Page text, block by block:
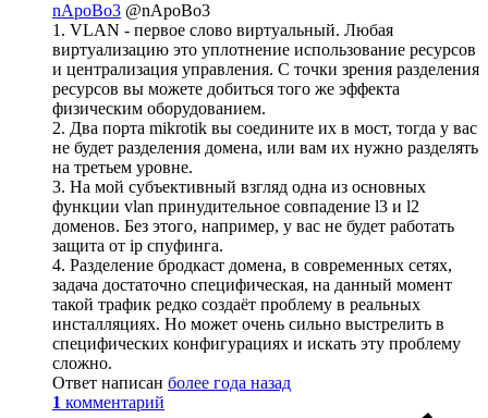
nApoBo3 @nApoBo3
1. VLAN - первое слово виртуальный. Любая
виртуализацию это уплотнение использование ресурсов
и централизация управления. С точки зрения разделения
ресурсов вы можете добиться того же эффекта
физическим оборудованием.
2. Два порта mikrotik вы соедините их в мост, тогда у вас
не будет разделения домена, или вам их нужно разделять
на третьем уровне.
3. На мой субъективный взгляд одна из основных
функции vlan принудительное совпадение l3 и l2
доменов. Без этого, например, у вас не будет работать
защита от ip спуфинга.
4. Разделение бродкаст домена, в современных сетях,
задача достаточно специфическая, на данный момент
такой трафик редко создаёт проблему в реальных
инсталляциях. Но может очень сильно выстрелить в
специфических конфигурациях и искать эту проблему
сложно.
Ответ написан более года назад
1 комментарий